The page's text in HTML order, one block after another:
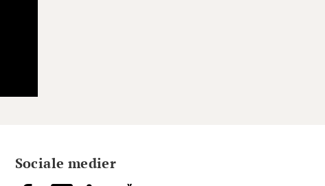
Sociale medier